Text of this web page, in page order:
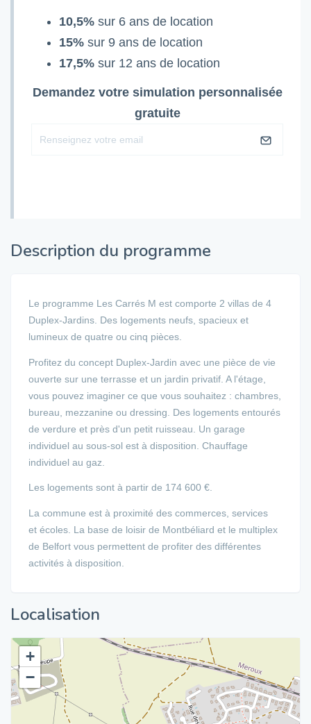
10,5% sur 6 ans de location
15% sur 9 ans de location
17,5% sur 12 ans de location
Demandez votre simulation personnalisée
gratuite
Description du programme
Le programme Les Carrés M est comporte 2 villas de 4
Duplex-Jardins. Des logements neufs, spacieux et
lumineux de quatre ou cinq pièces.
Profitez du concept Duplex-Jardin avec une pièce de vie
ouverte sur une terrasse et un jardin privatif. A l'étage,
vous pouvez imaginer ce que vous souhaitez : chambres,
bureau, mezzanine ou dressing. Des logements entourés
de verdure et près d'un petit ruisseau. Un garage
individuel au sous-sol est à disposition. Chauffage
individuel au gaz.
Les logements sont à partir de 174 600 €.
La commune est à proximité des commerces, services
et écoles. La base de loisir de Montbéliard et le multiplex
de Belfort vous permettent de profiter des différentes
activités à disposition.
Localisation
+
−